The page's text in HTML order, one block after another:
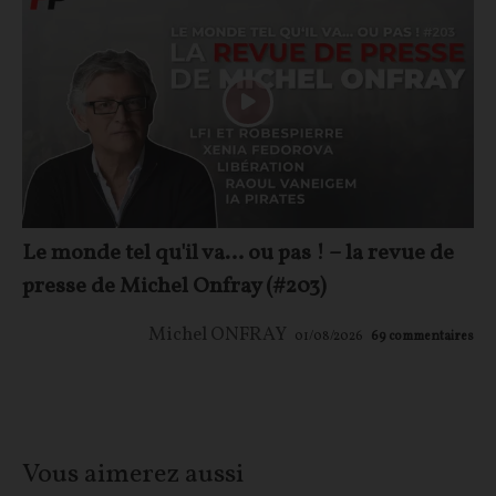
Le monde tel qu'il va… ou pas ! – la revue de
presse de Michel Onfray (#203)
Michel ONFRAY 01/08/2026 69 commentaires
Vous aimerez aussi